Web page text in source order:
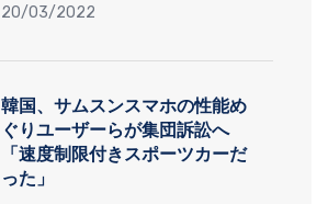
20/03/2022
韓国、サムスンスマホの性能め
ぐりユーザーらが集団訴訟へ
「速度制限付きスポーツカーだ
った」